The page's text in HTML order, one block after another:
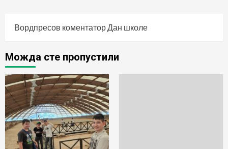
Вордпресов коментаторДан школе
Можда сте пропустили